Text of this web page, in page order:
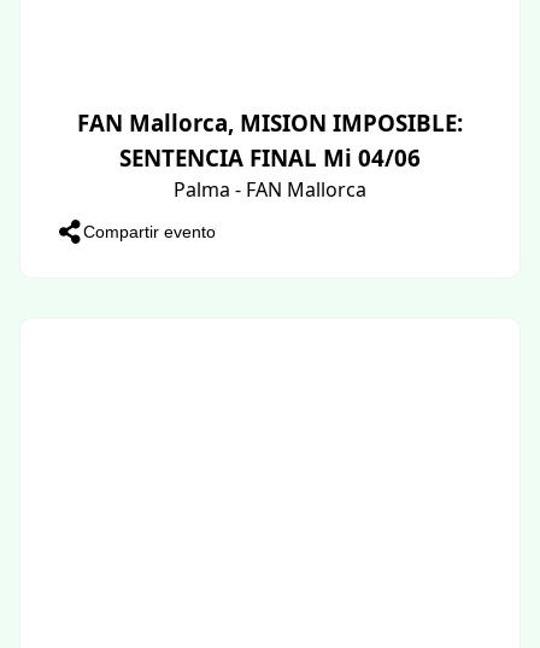
FAN Mallorca, MISION IMPOSIBLE:
SENTENCIA FINAL Mi 04/06
Palma - FAN Mallorca
Compartir evento